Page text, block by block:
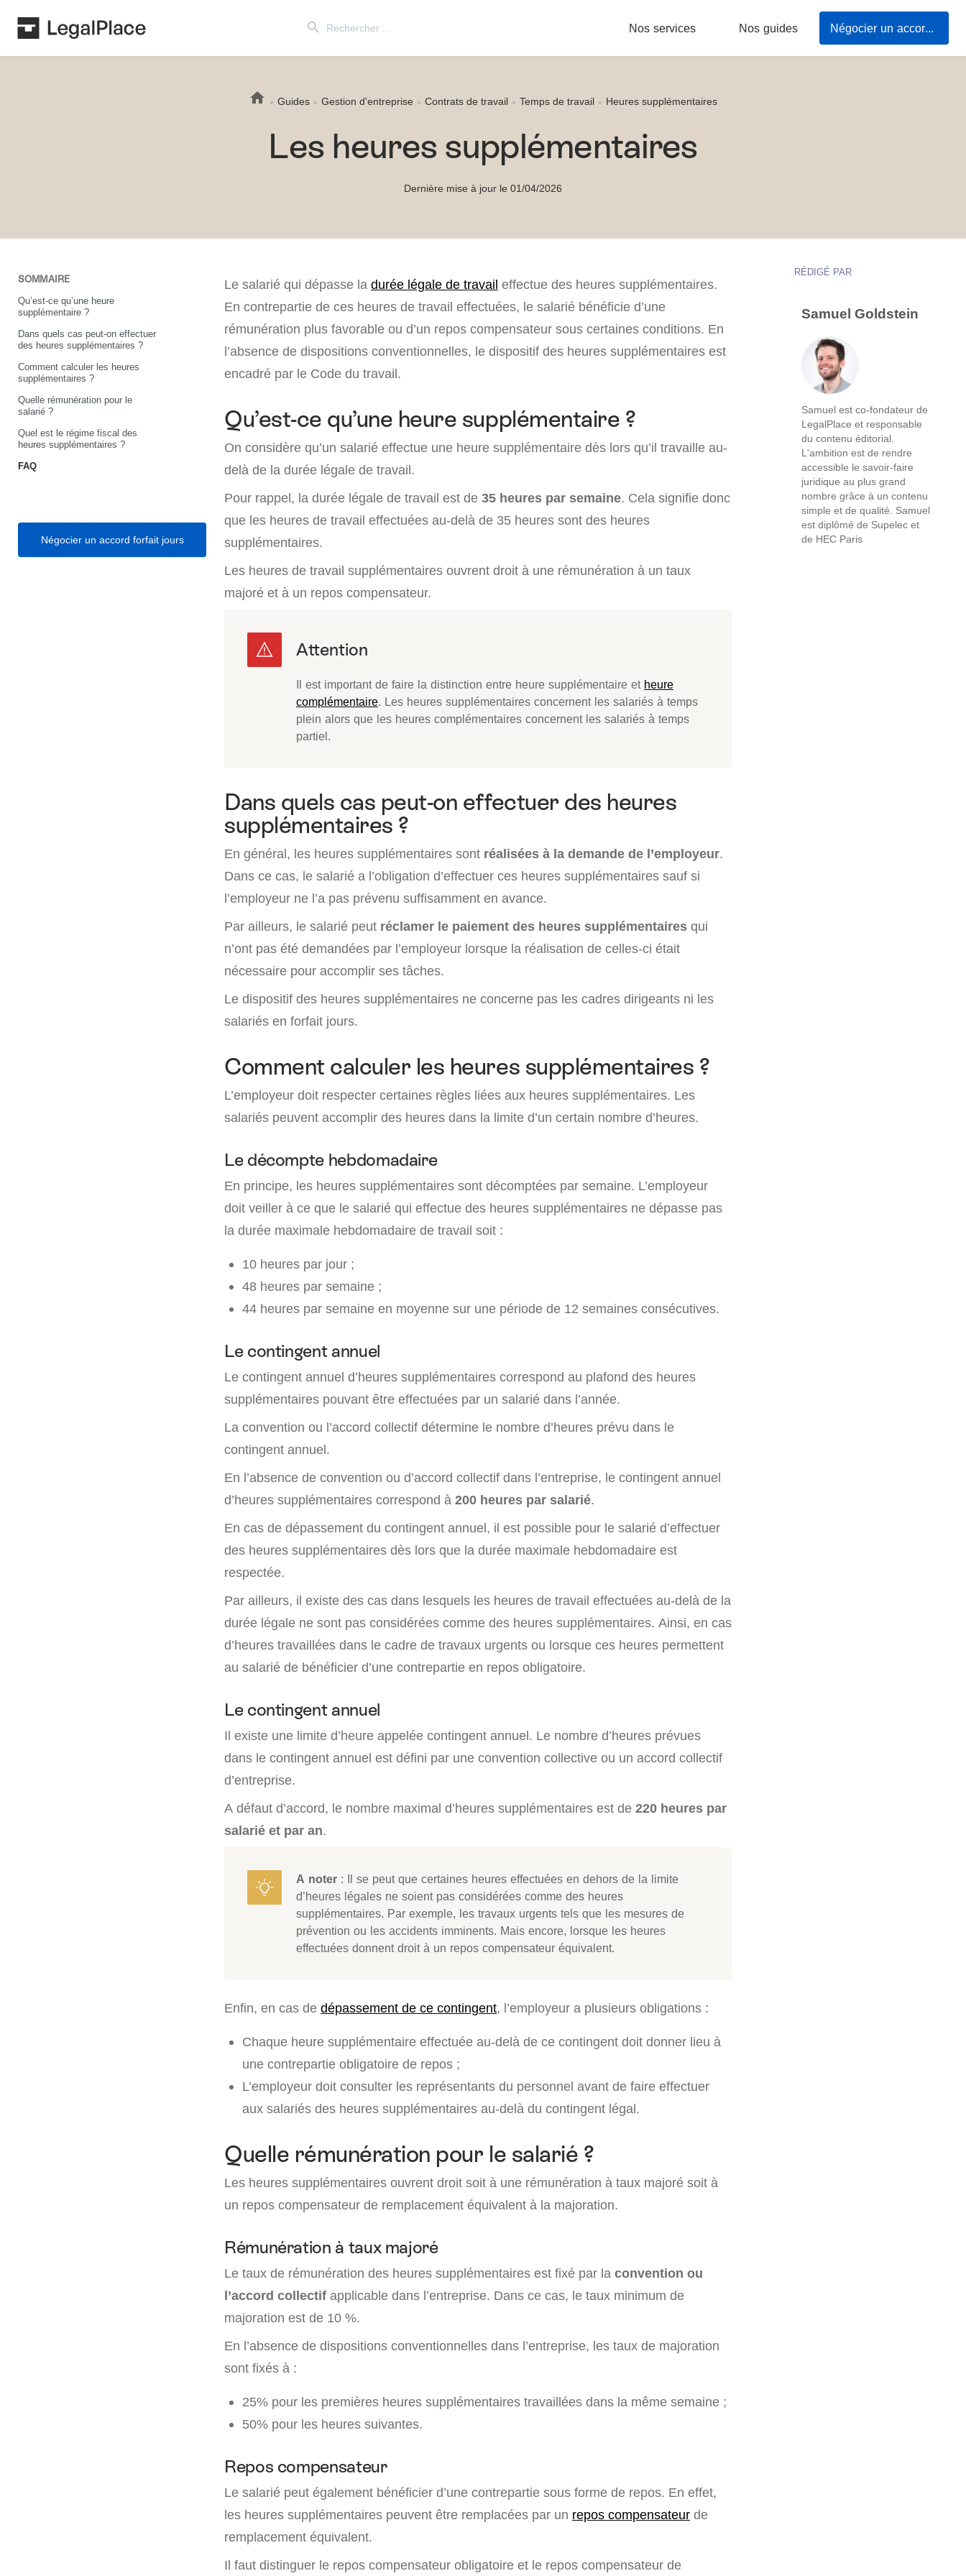
for:
Nos services
Nos guides Négocier un accord forfait jours
Guides Gestion d'entreprise Contrats de travail Temps de travail Heures supplémentaires
Les heures supplémentaires
Dernière mise à jour le 01/04/2026
SOMMAIRE
Qu’est-ce qu’une heure
supplémentaire ?
Dans quels cas peut-on effectuer
des heures supplémentaires ?
Comment calculer les heures
supplémentaires ?
Quelle rémunération pour le
salarié ?
Quel est le régime fiscal des
heures supplémentaires ?
FAQ
Négocier un accord forfait jours
Le salarié qui dépasse la durée légale de travail effectue des heures supplémentaires.
En contrepartie de ces heures de travail effectuées, le salarié bénéficie d’une
rémunération plus favorable ou d’un repos compensateur sous certaines conditions. En
l’absence de dispositions conventionnelles, le dispositif des heures supplémentaires est
encadré par le Code du travail.
Qu’est-ce qu’une heure supplémentaire ?
On considère qu’un salarié effectue une heure supplémentaire dès lors qu’il travaille au-
delà de la durée légale de travail.
Pour rappel, la durée légale de travail est de 35 heures par semaine. Cela signifie donc
que les heures de travail effectuées au-delà de 35 heures sont des heures
supplémentaires.
Les heures de travail supplémentaires ouvrent droit à une rémunération à un taux
majoré et à un repos compensateur.
Il est important de faire la distinction entre heure supplémentaire et heure
complémentaire. Les heures supplémentaires concernent les salariés à temps
plein alors que les heures complémentaires concernent les salariés à temps
partiel.
Dans quels cas peut-on effectuer des heures
supplémentaires ?
En général, les heures supplémentaires sont réalisées à la demande de l’employeur.
Dans ce cas, le salarié a l’obligation d’effectuer ces heures supplémentaires sauf si
l’employeur ne l’a pas prévenu suffisamment en avance.
Par ailleurs, le salarié peut réclamer le paiement des heures supplémentaires qui
n’ont pas été demandées par l’employeur lorsque la réalisation de celles-ci était
nécessaire pour accomplir ses tâches.
Le dispositif des heures supplémentaires ne concerne pas les cadres dirigeants ni les
salariés en forfait jours.
Comment calculer les heures supplémentaires ?
L’employeur doit respecter certaines règles liées aux heures supplémentaires. Les
salariés peuvent accomplir des heures dans la limite d’un certain nombre d’heures.
Le décompte hebdomadaire
En principe, les heures supplémentaires sont décomptées par semaine. L’employeur
doit veiller à ce que le salarié qui effectue des heures supplémentaires ne dépasse pas
la durée maximale hebdomadaire de travail soit :
10 heures par jour ;
48 heures par semaine ;
44 heures par semaine en moyenne sur une période de 12 semaines consécutives.
Le contingent annuel
Le contingent annuel d’heures supplémentaires correspond au plafond des heures
supplémentaires pouvant être effectuées par un salarié dans l’année.
La convention ou l’accord collectif détermine le nombre d’heures prévu dans le
contingent annuel.
En l’absence de convention ou d’accord collectif dans l’entreprise, le contingent annuel
d’heures supplémentaires correspond à 200 heures par salarié.
En cas de dépassement du contingent annuel, il est possible pour le salarié d’effectuer
des heures supplémentaires dès lors que la durée maximale hebdomadaire est
respectée.
Par ailleurs, il existe des cas dans lesquels les heures de travail effectuées au-delà de la
durée légale ne sont pas considérées comme des heures supplémentaires. Ainsi, en cas
d’heures travaillées dans le cadre de travaux urgents ou lorsque ces heures permettent
au salarié de bénéficier d’une contrepartie en repos obligatoire.
Le contingent annuel
Il existe une limite d’heure appelée contingent annuel. Le nombre d’heures prévues
dans le contingent annuel est défini par une convention collective ou un accord collectif
d’entreprise.
A défaut d’accord, le nombre maximal d’heures supplémentaires est de 220 heures par
salarié et par an.
A noter : Il se peut que certaines heures effectuées en dehors de la limite
d’heures légales ne soient pas considérées comme des heures
supplémentaires. Par exemple, les travaux urgents tels que les mesures de
prévention ou les accidents imminents. Mais encore, lorsque les heures
effectuées donnent droit à un repos compensateur équivalent.
Enfin, en cas de dépassement de ce contingent, l’employeur a plusieurs obligations :
Chaque heure supplémentaire effectuée au-delà de ce contingent doit donner lieu à
une contrepartie obligatoire de repos ;
L’employeur doit consulter les représentants du personnel avant de faire effectuer
aux salariés des heures supplémentaires au-delà du contingent légal.
Quelle rémunération pour le salarié ?
Les heures supplémentaires ouvrent droit soit à une rémunération à taux majoré soit à
un repos compensateur de remplacement équivalent à la majoration.
Rémunération à taux majoré
Le taux de rémunération des heures supplémentaires est fixé par la convention ou
l’accord collectif applicable dans l’entreprise. Dans ce cas, le taux minimum de
majoration est de 10 %.
En l’absence de dispositions conventionnelles dans l’entreprise, les taux de majoration
sont fixés à :
25% pour les premières heures supplémentaires travaillées dans la même semaine ;
50% pour les heures suivantes.
Repos compensateur
Le salarié peut également bénéficier d’une contrepartie sous forme de repos. En effet,
les heures supplémentaires peuvent être remplacées par un repos compensateur de
remplacement équivalent.
Il faut distinguer le repos compensateur obligatoire et le repos compensateur de
RÉDIGÉ PAR
Samuel Goldstein
Samuel est co-fondateur de
LegalPlace et responsable
du contenu éditorial.
L'ambition est de rendre
accessible le savoir-faire
juridique au plus grand
nombre grâce à un contenu
simple et de qualité. Samuel
est diplômé de Supelec et
de HEC Paris